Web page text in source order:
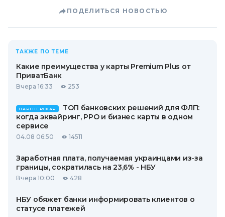
ПОДЕЛИТЬСЯ НОВОСТЬЮ
ТАКЖЕ ПО ТЕМЕ
Какие преимущества у карты Premium Plus от
ПриватБанк
Вчера 16:33 253
ПАРТНЕРСКАЯ
ТОП банковских решений для ФЛП:
когда эквайринг, РРО и бизнес карты в одном
сервисе
04.08 06:50 14511
Заработная плата, получаемая украинцами из-за
границы, сократилась на 23,6% - НБУ
Вчера 10:00 428
НБУ обяжет банки информировать клиентов о
статусе платежей